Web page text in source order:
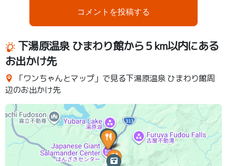
コメントを投稿する
下湯原温泉 ひまわり館から５km以内にある
お出かけ先
「ワンちゃんとマップ」で見る下湯原温泉 ひまわり館周
辺のお出かけ先